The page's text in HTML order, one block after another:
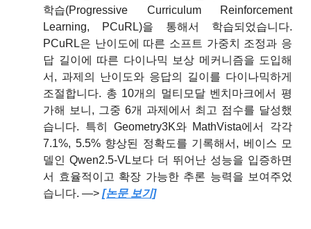
학습(Progressive Curriculum Reinforcement
Learning, PCuRL)을 통해서 학습되었습니다.
PCuRL은 난이도에 따른 소프트 가중치 조정과 응
답 길이에 따른 다이나믹 보상 메커니즘을 도입해
서, 과제의 난이도와 응답의 길이를 다이나믹하게
조절합니다. 총 10개의 멀티모달 벤치마크에서 평
가해 보니, 그중 6개 과제에서 최고 점수를 달성했
습니다. 특히 Geometry3K와 MathVista에서 각각
7.1%, 5.5% 향상된 정확도를 기록해서, 베이스 모
델인 Qwen2.5-VL보다 더 뛰어난 성능을 입증하면
서 효율적이고 확장 가능한 추론 능력을 보여주었
습니다. —> [논문 보기]